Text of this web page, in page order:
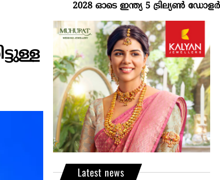
2028 ഓടെ ഇന്ത്യ 5 ട്രില്യണ്‍ ഡോളര്‍
Latest news